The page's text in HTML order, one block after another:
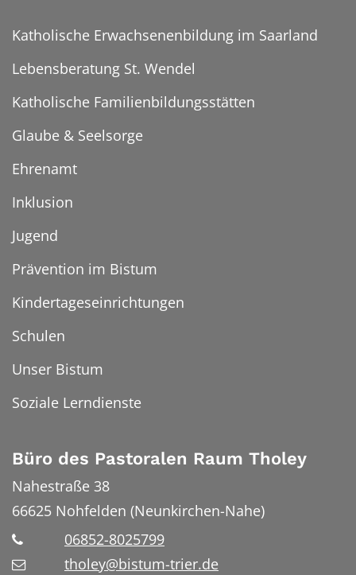
Katholische Erwachsenenbildung im Saarland
Lebensberatung St. Wendel
Katholische Familienbildungsstätten
Glaube & Seelsorge
Ehrenamt
Inklusion
Jugend
Prävention im Bistum
Kindertageseinrichtungen
Schulen
Unser Bistum
Soziale Lerndienste
Büro des Pastoralen Raum Tholey
Nahestraße 38
66625 Nohfelden (Neunkirchen-Nahe)
06852-8025799
tholey@bistum-trier.de